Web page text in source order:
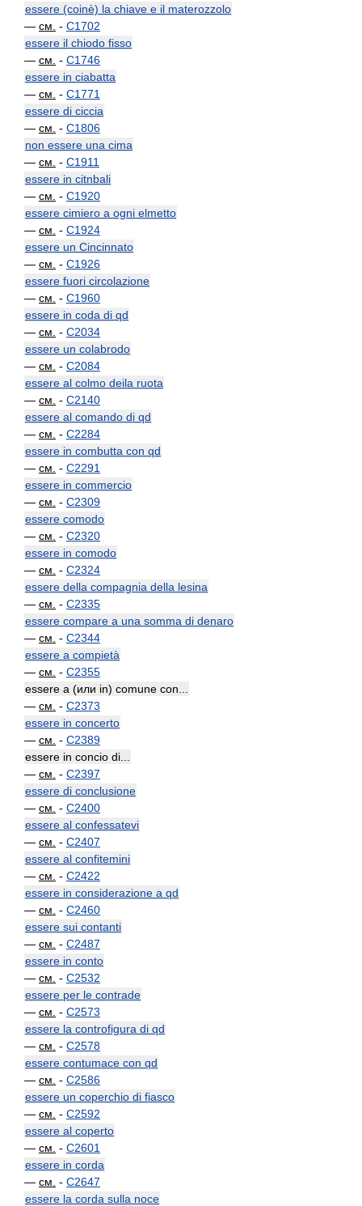
essere (coinè) la chiave e il materozzolo
— см. - C1702
essere il chiodo fisso
— см. - C1746
essere in ciabatta
— см. - C1771
essere di ciccia
— см. - C1806
non essere una cima
— см. - C1911
essere in citnbali
— см. - C1920
essere cimiero a ogni elmetto
— см. - C1924
essere un Cincinnato
— см. - C1926
essere fuori circolazione
— см. - C1960
essere in coda di qd
— см. - C2034
essere un colabrodo
— см. - C2084
essere al colmo deila ruota
— см. - C2140
essere al comando di qd
— см. - C2284
essere in combutta con qd
— см. - C2291
essere in commercio
— см. - C2309
essere comodo
— см. - C2320
essere in comodo
— см. - C2324
essere della compagnia della lesina
— см. - C2335
essere compare a una somma di denaro
— см. - C2344
essere a compietà
— см. - C2355
essere a (или in) comune con...
— см. - C2373
essere in concerto
— см. - C2389
essere in concio di...
— см. - C2397
essere di conclusione
— см. - C2400
essere al confessatevi
— см. - C2407
essere al confitemini
— см. - C2422
essere in considerazione a qd
— см. - C2460
essere sui contanti
— см. - C2487
essere in conto
— см. - C2532
essere per le contrade
— см. - C2573
essere la controfigura di qd
— см. - C2578
essere contumace con qd
— см. - C2586
essere un coperchio di fiasco
— см. - C2592
essere al coperto
— см. - C2601
essere in corda
— см. - C2647
essere la corda sulla noce